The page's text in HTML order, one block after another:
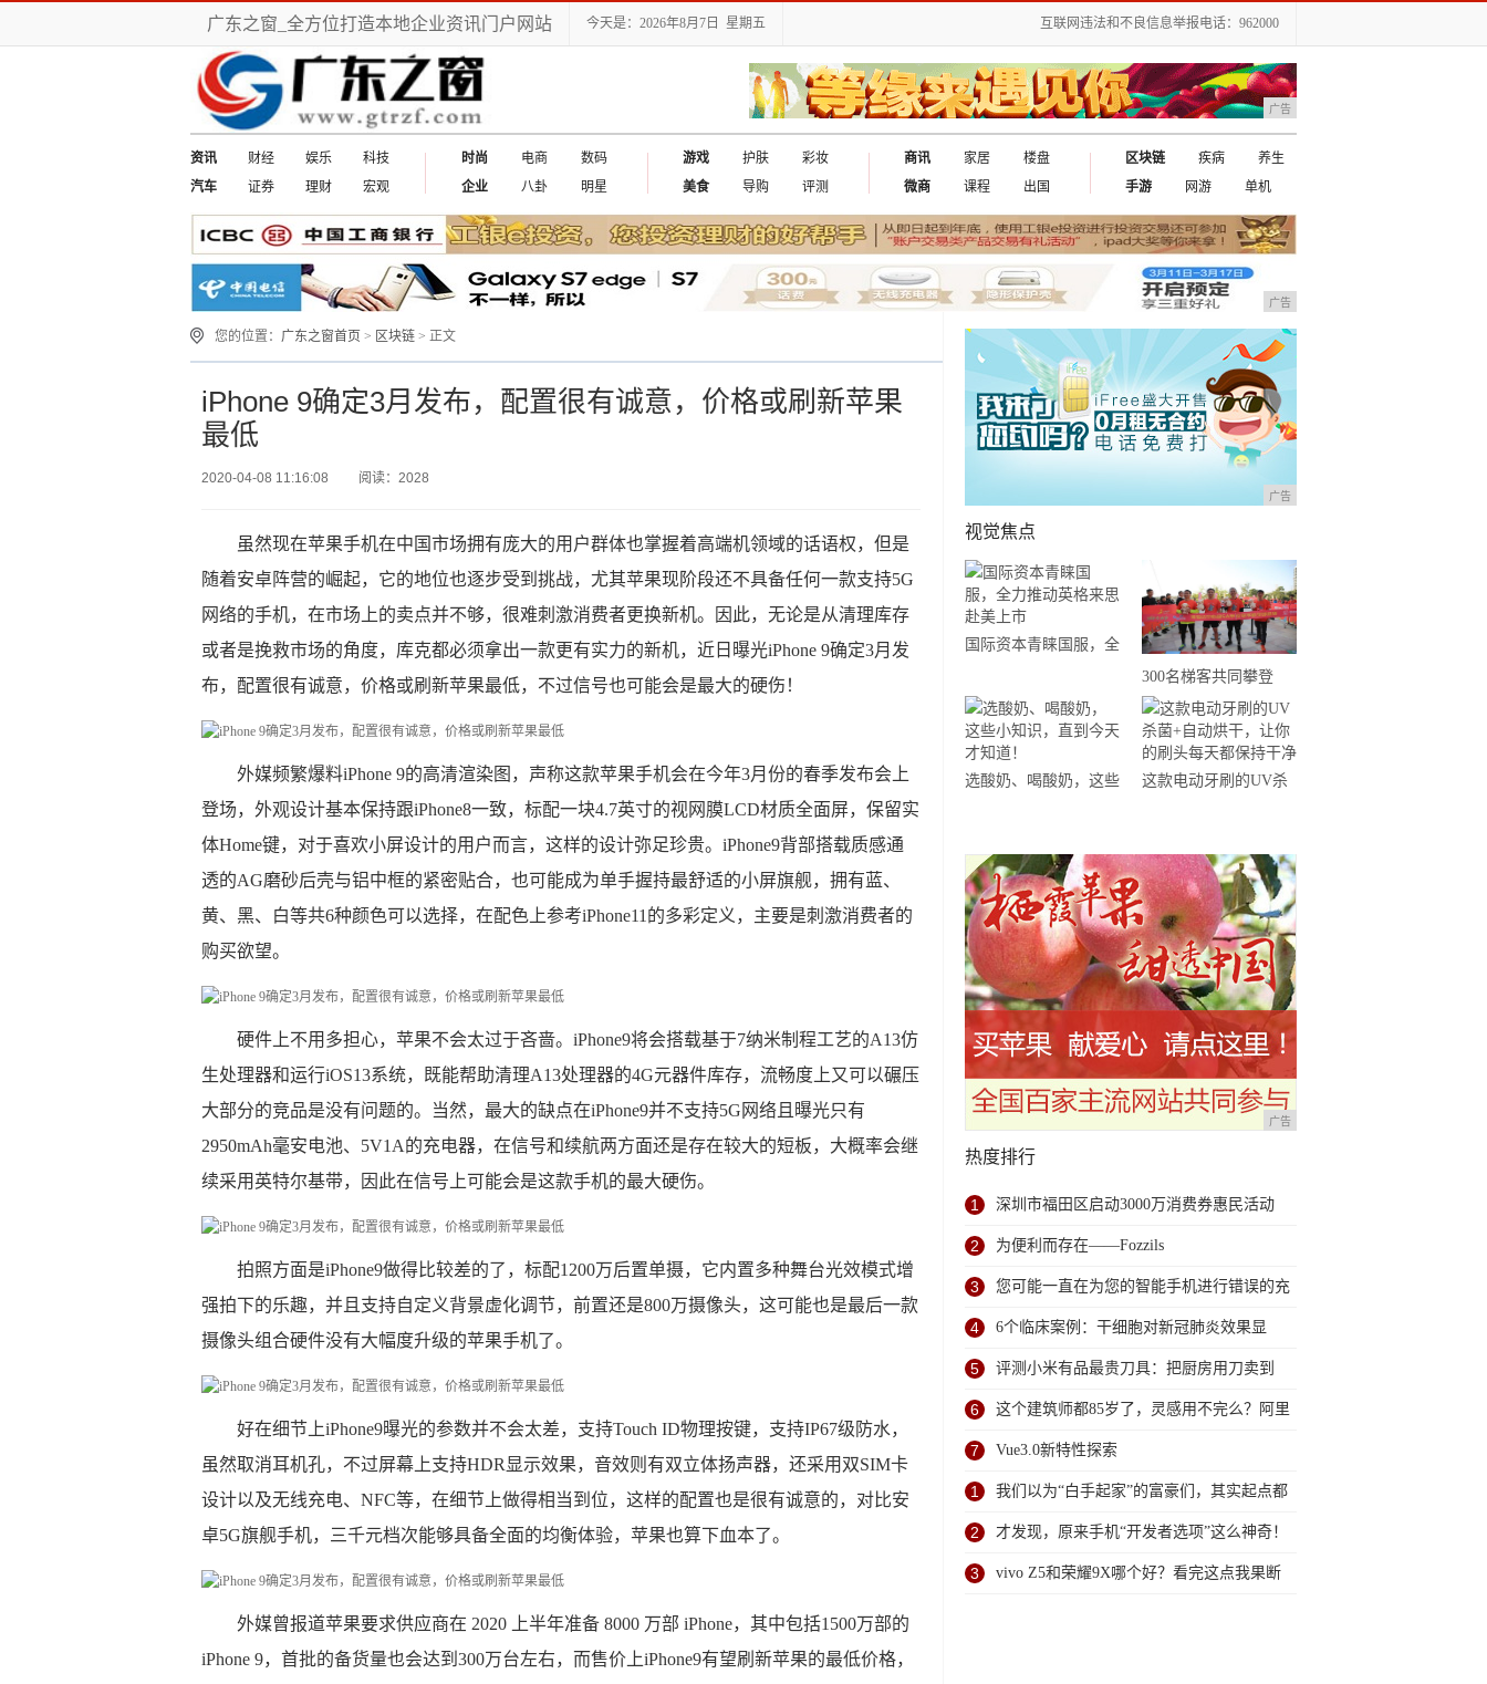
广东之窗_全方位打造本地企业资讯门户网站 今天是：2026年8月7日 星期五 互联网违法和不良信息举报电话：962000
广告
资讯 财经 娱乐
科技
汽车
证券 理财 宏观
时尚 电商
数码
企业
八卦 明星
游戏 护肤
彩妆
美食
导购 评测
商讯 家居
楼盘
微商
课程 出国
区块链 疾病
养生
手游
网游 单机
广告
您的位置： 广东之窗首页 > 区块链 > 正文
iPhone 9确定3月发布，配置很有诚意，价格或刷新苹果
最低
2020-04-08 11:16:08 阅读：2028
虽然现在苹果手机在中国市场拥有庞大的用户群体也掌握着高端机领域的话语权，但是
随着安卓阵营的崛起，它的地位也逐步受到挑战，尤其苹果现阶段还不具备任何一款支持5G
网络的手机，在市场上的卖点并不够，很难刺激消费者更换新机。因此，无论是从清理库存
或者是挽救市场的角度，库克都必须拿出一款更有实力的新机，近日曝光iPhone 9确定3月发
布，配置很有诚意，价格或刷新苹果最低，不过信号也可能会是最大的硬伤！
外媒频繁爆料iPhone 9的高清渲染图，声称这款苹果手机会在今年3月份的春季发布会上
登场，外观设计基本保持跟iPhone8一致，标配一块4.7英寸的视网膜LCD材质全面屏，保留实
体Home键，对于喜欢小屏设计的用户而言，这样的设计弥足珍贵。iPhone9背部搭载质感通
透的AG磨砂后壳与铝中框的紧密贴合，也可能成为单手握持最舒适的小屏旗舰，拥有蓝、
黄、黑、白等共6种颜色可以选择，在配色上参考iPhone11的多彩定义，主要是刺激消费者的
购买欲望。
硬件上不用多担心，苹果不会太过于吝啬。iPhone9将会搭载基于7纳米制程工艺的A13仿
生处理器和运行iOS13系统，既能帮助清理A13处理器的4G元器件库存，流畅度上又可以碾压
大部分的竞品是没有问题的。当然，最大的缺点在iPhone9并不支持5G网络且曝光只有
2950mAh毫安电池、5V1A的充电器，在信号和续航两方面还是存在较大的短板，大概率会继
续采用英特尔基带，因此在信号上可能会是这款手机的最大硬伤。
拍照方面是iPhone9做得比较差的了，标配1200万后置单摄，它内置多种舞台光效模式增
强拍下的乐趣，并且支持自定义背景虚化调节，前置还是800万摄像头，这可能也是最后一款
摄像头组合硬件没有大幅度升级的苹果手机了。
好在细节上iPhone9曝光的参数并不会太差，支持Touch ID物理按键，支持IP67级防水，
虽然取消耳机孔，不过屏幕上支持HDR显示效果，音效则有双立体扬声器，还采用双SIM卡
设计以及无线充电、NFC等，在细节上做得相当到位，这样的配置也是很有诚意的，对比安
卓5G旗舰手机，三千元档次能够具备全面的均衡体验，苹果也算下血本了。
外媒曾报道苹果要求供应商在 2020 上半年准备 8000 万部 iPhone，其中包括1500万部的
iPhone 9，首批的备货量也会达到300万台左右，而售价上iPhone9有望刷新苹果的最低价格，
广告
视觉焦点
国际资本青睐国服，全
市
300名梯客共同攀登
2019国际垂直马拉松超
级精英赛顺德海骏达中
心站欢乐开跑
选酸奶、喝酸奶，这些
这款电动牙刷的UV杀
广告
热度排行
1 深圳市福田区启动3000万消费券惠民活动
2 为便利而存在——Fozzils
3 您可能一直在为您的智能手机进行错误的充
电方式
4 6个临床案例：干细胞对新冠肺炎效果显
著，或可在全球扩大研究
5 评测小米有品最贵刀具：把厨房用刀卖到
999元的秘密
6 这个建筑师都85岁了，灵感用不完么？阿里
巴巴的火柴盒总部太赞了
7 Vue3.0新特性探索
1 我们以为“白手起家”的富豪们，其实起点都
比我们高。
2 才发现，原来手机“开发者选项”这么神奇！
可快速提升手机性能
3 vivo Z5和荣耀9X哪个好？看完这点我果断